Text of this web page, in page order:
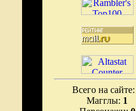
Всего на сайте:
Магглы: 1